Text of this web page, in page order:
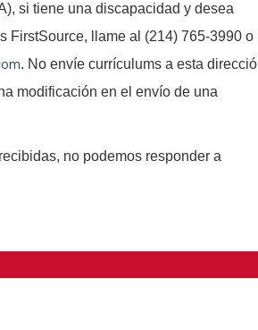
si tiene una discapacidad y desea
FirstSource, llame al (214) 765-3990 o
. No envíe currículums a esta
modificación en el envío de una
no podemos responder a